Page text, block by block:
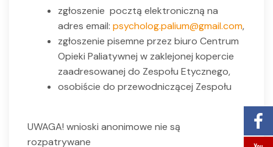
zgłoszenie pocztą elektroniczną na
adres email: psycholog.palium@gmail.com,
zgłoszenie pisemne przez biuro Centrum
Opieki Paliatywnej w zaklejonej kopercie
zaadresowanej do Zespołu Etycznego,
osobiście do przewodniczącej Zespołu
UWAGA! wnioski anonimowe nie są
rozpatrywane